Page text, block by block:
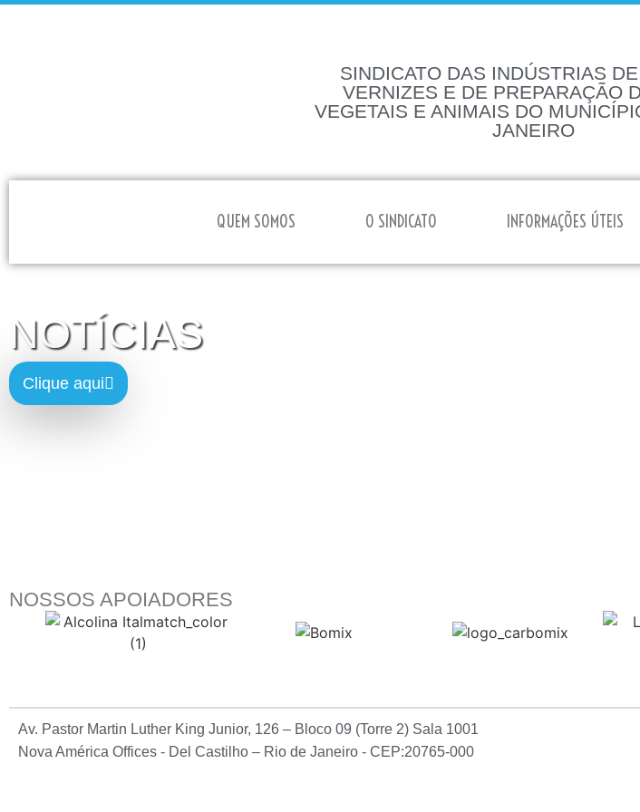
SINDICATO DAS INDÚSTRIAS
VERNIZES E DE PREPARAÇÃO
VEGETAIS E ANIMAIS DO
JANEIRO
QUEM SOMOS O SINDICATO INFORMAÇÕES ÚTEIS
NOTÍCIAS
Clique aqui
NOSSOS APOIADORES
Av. Pastor Martin Luther King Junior, 126 – Bloco 09 (Torre 2) Sala 1001
Nova América Offices - Del Castilho – Rio de Janeiro - CEP:20765-000